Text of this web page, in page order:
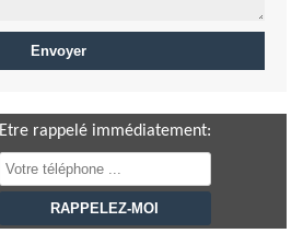
Etre rappelé immédiatement: